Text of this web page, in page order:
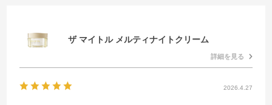
ザ マイトル メルティナイトクリーム
詳細を見る
2026.4.27